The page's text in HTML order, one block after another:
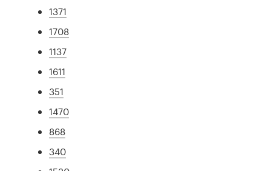
1371
1708
1137
1611
351
1470
868
340